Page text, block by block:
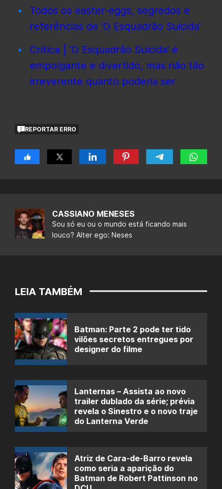
Todos os easter-eggs, segredos e
referências de ‘O Esquadrão Suicida’
Crítica | ‘O Esquadrão Suicida’ é
empolgante e divertido, mas não tão
irreverente quanto poderia ser
REPORTAR ERRO
CASSIANO MENESES
Sou só eu ou o mundo está ficando mais
louco? Alter ego: Neses
LEIA TAMBÉM
Batman: Parte 2 pode ter tido
vilões secretos entregues por
designer do filme
Lanternas – Assista ao novo
trailer dublado da série; prévia
revela o Sinestro e o novo traje
do Lanterna Verde
Atriz de Cara-de-Barro revela
como seria a aparição do
Batman de Robert Pattinson no